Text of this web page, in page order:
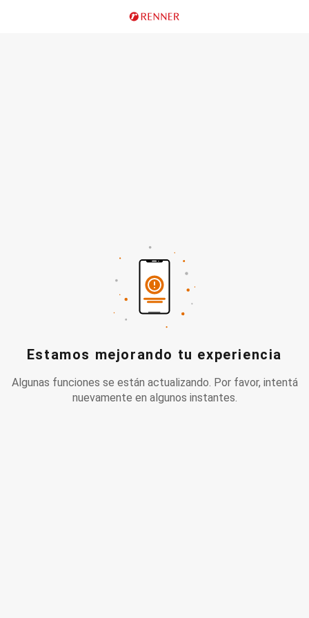
Estamos mejorando tu experiencia
Algunas funciones se están actualizando. Por favor, intentá
nuevamente en algunos instantes.